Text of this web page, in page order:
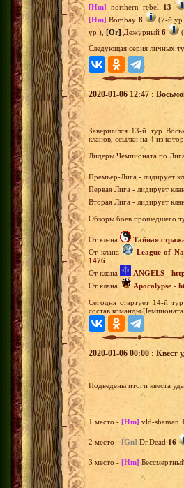
[Hm]
northern rebel 13
[Hm] Bombay 8 (7-й
ур.),
[Or] Дежурный 6
Следующая серия личных
2020-01-06 12:47 :
Завершился 13-й тур
кланов, ссылки на 4 из
Лидеры Чемпионата по
Премьер-Лига - лидирует
Первая Лига - лидирует
Вторая Лига - лидирует
Обзоры боев прошедшего
От клана Тайная
От клана
League of
1476
От клана
ANGELS -
От клана
Apocalypse -
Сегодня стартует 14-й
состав команды
2020-01-06 00:00 : Квест
Подведены итоги квеста
1 место - [Hm] vld-shaman
2 место - [Gn] Dr.Dead 16
3 место - [Hm]